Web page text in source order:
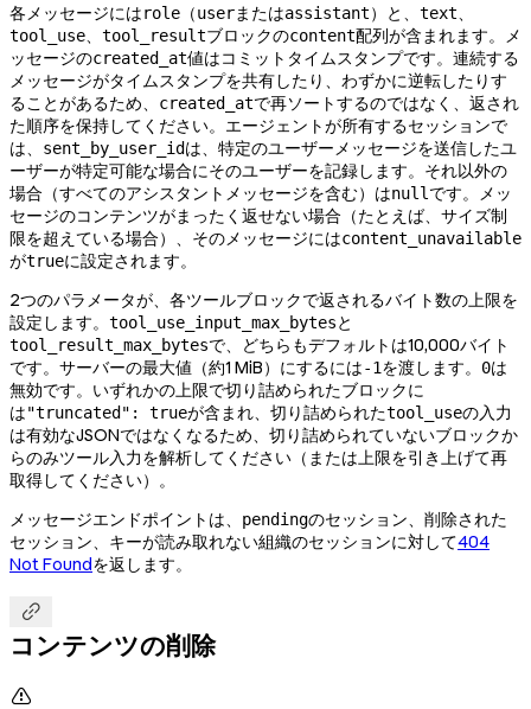
各メッセージにはrole （userまたはassistant）と、 text、
tool_use、 tool_resultブロックのcontent配列が含まれます。メ
ッセージのcreated_at値はコミットタイムスタンプです。連続する
メッセージがタイムスタンプを共有したり、わずかに逆転したりす
ることがあるため、
created_atで再ソートするのではなく、返され
た順序を保持してください。エージェントが所有するセッションで
は、
sent_by_user_idは、特定のユーザーメッセージを送信したユ
ーザーが特定可能な場合にそのユーザーを記録します。それ以外の
場合（すべてのアシスタントメッセージを含む）はnull です。メッ
セージのコンテンツがまったく返せない場合（たとえば、サイズ制
限を超えている場合）、そのメッセージにはcontent_unavailable
がtrueに設定されます。
2つのパラメータが、各ツールブロックで返されるバイト数の上限を
設定します。 tool_use_input_max_bytesと
tool_result_max_bytesで、どちらもデフォルトは10,000バイト
です。サーバーの最大値（約1 MiB）にするには-1を渡します。 0は
無効です。いずれかの上限で切り詰められたブロックに
は"truncated": trueが含まれ、切り詰められたtool_useの入力
は有効なJSONではなくなるため、切り詰められていないブロックか
らのみツール入力を解析してください（または上限を引き上げて再
取得してください）。
メッセージエンドポイントは、
pendingのセッション、削除された
セッション、キーが読み取れない組織のセッションに対して404
Not Foundを返します。

コンテンツの削除
